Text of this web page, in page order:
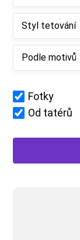
Styl tetování
Podle motivů
Fotky
Od tatérů